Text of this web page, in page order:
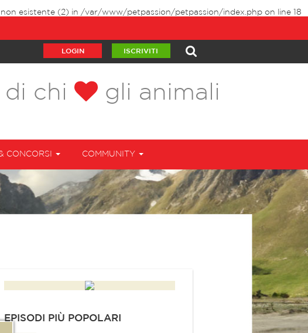
esistente (2) in /var/www/petpassion/petpassion/index.php on line 18
LOGIN ISCRIVITI
chi gli animali
CONCORSI COMMUNITY
EPISODI PIÙ POPOLARI